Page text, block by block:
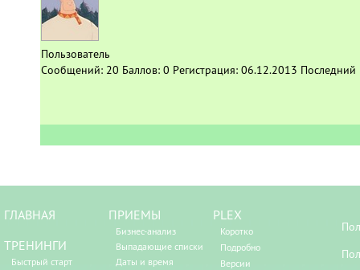
Пользователь
Сообщений: 20 Баллов: 0 Регистрация: 06.12.2013 Последний
ГЛАВНАЯ
ТРЕНИНГИ
Быстрый старт
ПРИЕМЫ
Бизнес-анализ
Выпадающие списки
Даты и время
PLEX
Коротко
Подробно
Версии